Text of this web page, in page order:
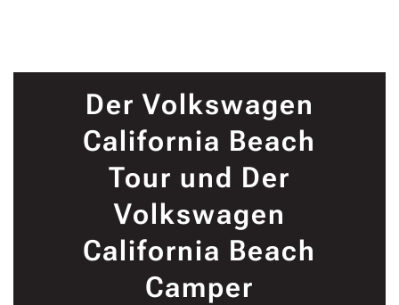
Der Volkswagen
California Beach
Tour und Der
Volkswagen
California Beach
Camper